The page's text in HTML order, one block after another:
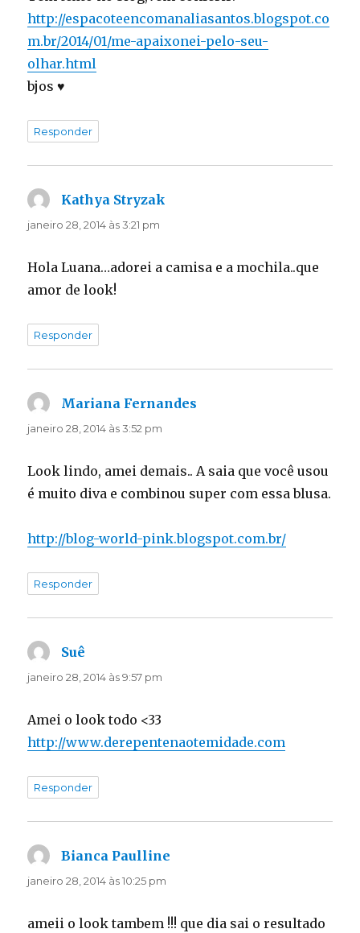
http://espacoteencomanaliasantos.blogspot.co
m.br/2014/01/me-apaixonei-pelo-seu-
olhar.html
bjos ♥
Responder
Kathya Stryzak
janeiro 28, 2014 às 3:21 pm
Hola Luana…adorei a camisa e a mochila..que
amor de look!
Responder
Mariana Fernandes
janeiro 28, 2014 às 3:52 pm
Look lindo, amei demais.. A saia que você usou
é muito diva e combinou super com essa blusa.
http://blog-world-pink.blogspot.com.br/
Responder
Suê
janeiro 28, 2014 às 9:57 pm
Amei o look todo <33
http://www.derepentenaotemidade.com
Responder
Bianca Paulline
janeiro 28, 2014 às 10:25 pm
ameii o look tambem !!! que dia sai o resultado